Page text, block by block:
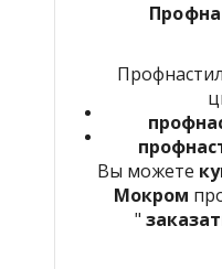
Вы можете
Мокром
"